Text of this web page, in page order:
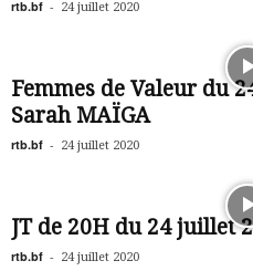
rtb.bf - 24 juillet 2020
Femmes de Valeur du
Sarah MAÏGA
rtb.bf - 24 juillet 2020
JT de 20H du 24 juillet
rtb.bf - 24 juillet 2020